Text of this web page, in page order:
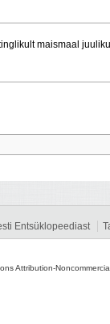
maismaal
Entsüklopeediast
Attribution-